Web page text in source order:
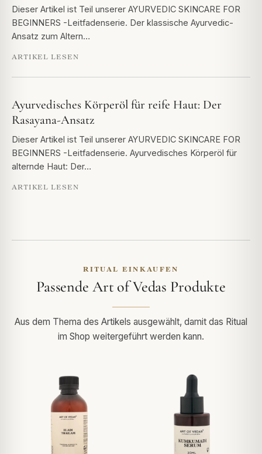
Dieser Artikel ist Teil unserer AYURVEDIC SKINCARE FOR
BEGINNERS -Leitfadenserie. Der klassische Ayurvedic-
Ansatz zum Altern…
ARTIKEL LESEN
Ayurvedisches Körperöl für reife Haut: Der
Rasayana-Ansatz
Dieser Artikel ist Teil unserer AYURVEDIC SKINCARE FOR
BEGINNERS -Leitfadenserie. Ayurvedisches Körperöl für
alternde Haut: Der…
ARTIKEL LESEN
RITUAL EINKAUFEN
Passende Art of Vedas Produkte
Aus dem Thema des Artikels ausgewählt, damit das Ritual
im Shop weitergeführt werden kann.